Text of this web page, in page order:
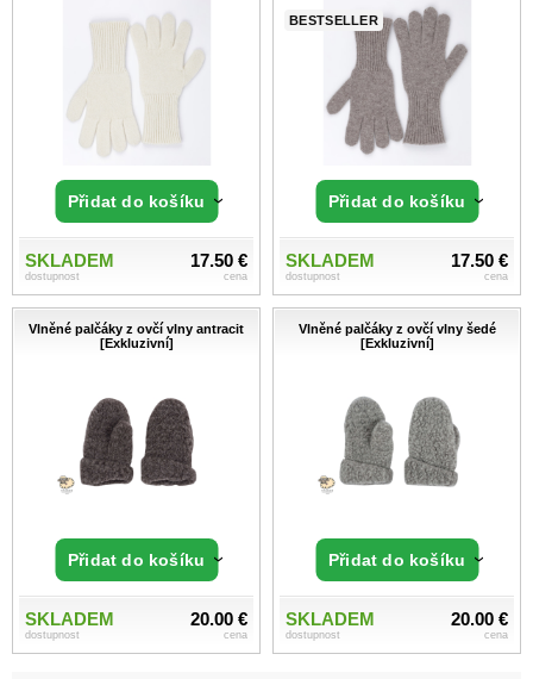
Přidat do košíku
SKLADEM
dostupnost
17.50 €
cena
BESTSELLER
Přidat do košíku
SKLADEM
dostupnost
17.50 €
cena
Vlněné palčáky z ovčí vlny antracit
[Exkluzivní]
Přidat do košíku
SKLADEM
dostupnost
20.00 €
cena
Vlněné palčáky z ovčí vlny šedé
[Exkluzivní]
Přidat do košíku
SKLADEM
dostupnost
20.00 €
cena